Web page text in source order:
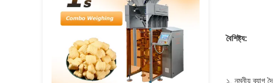
বৈশিষ্ট্য:
১. নমনীয় ব্যাগ